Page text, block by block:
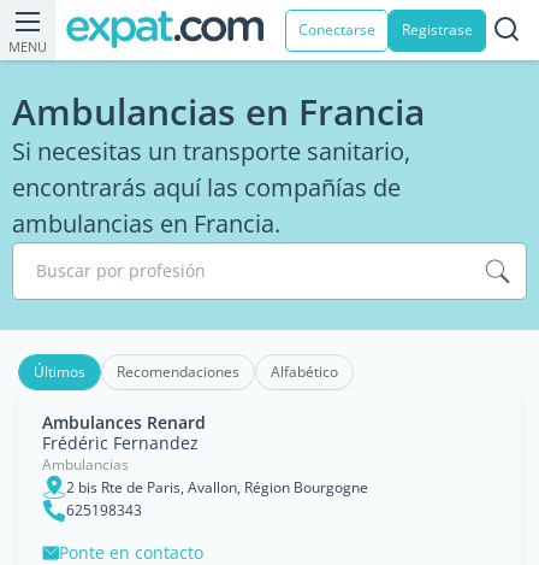
MENU
Conectarse Registrase
Ambulancias en Francia
Si necesitas un transporte sanitario,
encontrarás aquí las compañías de
ambulancias en Francia.
Buscar por profesión
Últimos Recomendaciones Alfabético
Ambulances Renard
Frédéric Fernandez
Ambulancias
2 bis Rte de Paris, Avallon, Région Bourgogne
625198343
Ponte en contacto